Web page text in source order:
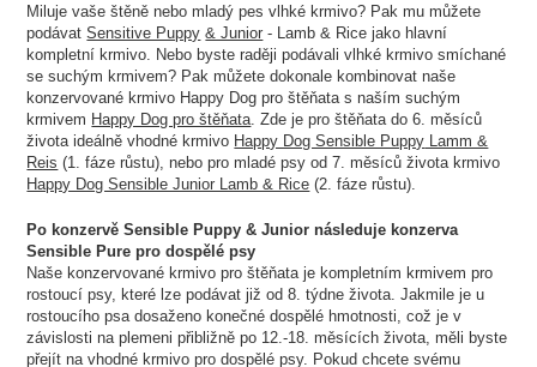
Miluje vaše štěně nebo mladý pes vlhké krmivo? Pak mu můžete
podávatSensitive Puppy & Junior - Lamb & Rice jako hlavní
kompletní krmivo. Nebo byste raději podávali vlhké krmivo smíchané
se suchým krmivem? Pak můžete dokonale kombinovat naše
konzervované krmivo Happy Dog pro štěňata s naším suchým
krmivem Happy Dog pro štěňata. Zde je pro štěňata do 6. měsíců
života ideálně vhodné krmivo Happy Dog Sensible Puppy Lamm &
Reis (1. fáze růstu), nebo pro mladé psy od 7. měsíců života krmivo
Happy Dog Sensible Junior Lamb & Rice (2. fáze růstu).
Po konzervě Sensible Puppy & Junior následuje konzerva
Sensible Pure pro dospělé psy
Naše konzervované krmivo pro štěňata je kompletním krmivem pro
rostoucí psy, které lze podávat již od 8. týdne života. Jakmile je u
rostoucího psa dosaženo konečné dospělé hmotnosti, což je v
závislosti na plemeni přibližně po 12.-18. měsících života, měli byste
přejít na vhodné krmivo pro dospělé psy. Pokud chcete svému